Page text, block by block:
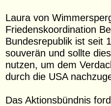
Laura von
Friedenskoordination
Bundesrepublik ist seit
souverän und sollte
nutzen, um dem
durch die USA
Das Aktionsbündnis